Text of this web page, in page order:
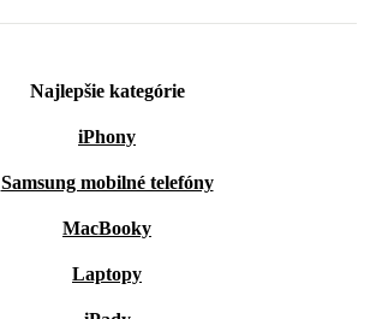
Najlepšie kategórie
iPhony
Samsung mobilné telefóny
MacBooky
Laptopy